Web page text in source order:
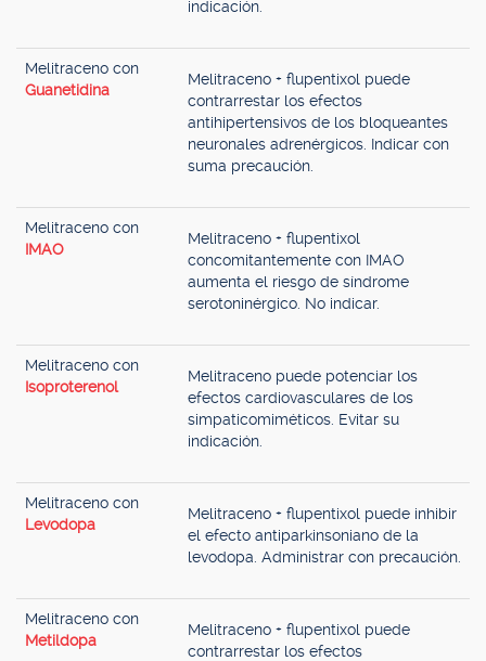
indicación.
Melitraceno con
Guanetidina
Melitraceno + flupentixol puede
contrarrestar los efectos
antihipertensivos de los bloqueantes
neuronales adrenérgicos. Indicar con
suma precaución.
Melitraceno con
IMAO
Melitraceno + flupentixol
concomitantemente con IMAO
aumenta el riesgo de síndrome
serotoninérgico. No indicar.
Melitraceno con
Isoproterenol
Melitraceno puede potenciar los
efectos cardiovasculares de los
simpaticomiméticos. Evitar su
indicación.
Melitraceno con
Levodopa
Melitraceno + flupentixol puede inhibir
el efecto antiparkinsoniano de la
levodopa. Administrar con precaución.
Melitraceno con
Metildopa
Melitraceno + flupentixol puede
contrarrestar los efectos